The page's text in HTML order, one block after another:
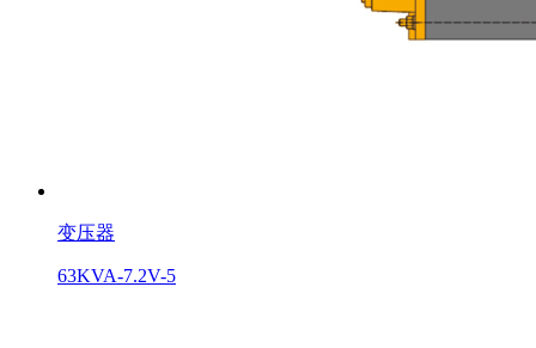
变压器
63KVA-7.2V-5